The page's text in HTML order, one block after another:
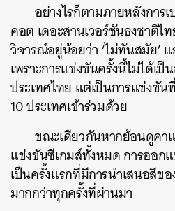
อย่างไรก็ตามภายหลังการ
คอต เดอะสานเวอร์ชันธงชาติไ
วิจารณ์อยู่น้อยว่า ‘ไม่ทันสมัย’ แ
เพราะการแข่งขันครั้งนี้ไม่ได้เ
ประเทศไทย แต่เป็นการแข่งขั
10 ประเทศเข้าร่วมด้วย
ขณะเดียวกันหากย้อนดูคา
แข่งขันซีเกมส์ทั้งหมด การออก
เป็นครั้งแรกที่มีการนำเสนอสีข
มากกว่าทุกครั้งที่ผ่านมา